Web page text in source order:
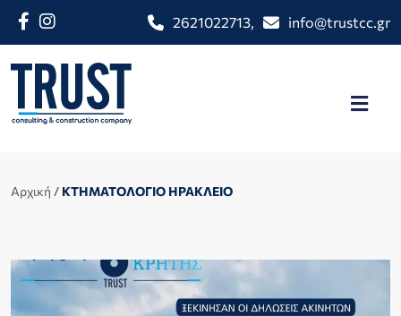
2621022713, info@trustcc.gr
Αρχική / ΚΤΗΜΑΤΟΛΟΓΙΟ ΗΡΑΚΛΕΙΟ